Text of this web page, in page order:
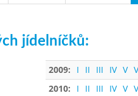
jídelníčků:
2009: I II III IV V
2010:
I II III IV V